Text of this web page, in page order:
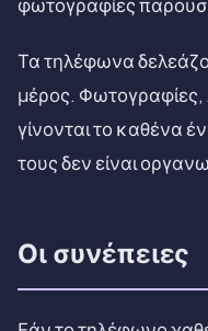
φωτογραφίες
Τα τηλέφωνα
μέρος. Φωτογραφίες,
γίνονται το καθένα
τους δεν είναι
Οι συνέπειες